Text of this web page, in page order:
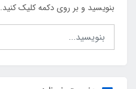
بنویسید و بر روی دکمه کلیک کنید.